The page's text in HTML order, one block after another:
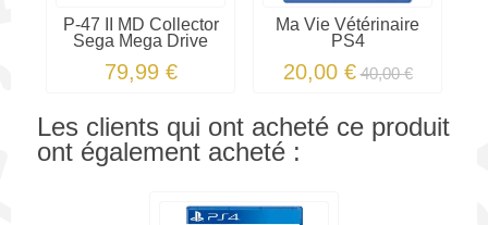
P-47 II MD Collector
Sega Mega Drive
79,99 €
Ma Vie Vétérinaire
PS4
20,00 € 40,00 €
Les clients qui ont acheté ce produit
ont également acheté :